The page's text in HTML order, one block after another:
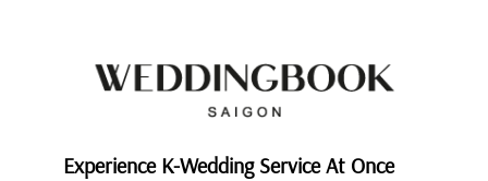
Sang Trọng Và Quý Phái
Experience K-Wedding Service At Once